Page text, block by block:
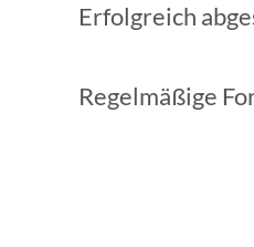
Erfolgreich
Regelmäßige